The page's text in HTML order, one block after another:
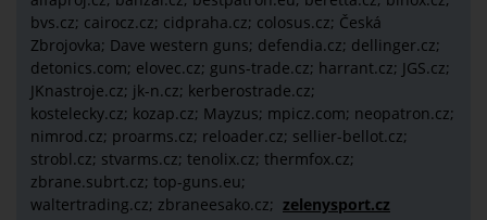
bvs.cz; cairocz.cz; cidpraha.cz; colosus.cz; Česká
Zbrojovka; Dave western guns; defendia.cz; dellinger.cz;
detonics.com; elovec.cz; guns-trade.cz; harrant.cz; JGS.cz;
JKnastroje.cz; jk-n.cz; kerberostrade.cz;
kostelecky.cz; kozap.cz; Mayzus; mpicz.com; neopatron.cz;
nimrod.cz; proarms.cz; reloader.cz; sellier-bellot.cz;
strobl.cz; stvarms.cz; tenolix.cz; thermfox.cz;
zbrane.subrt.cz; top-guns.eu;
waltertrading.cz; zbraneesako.cz; zelenysport.cz